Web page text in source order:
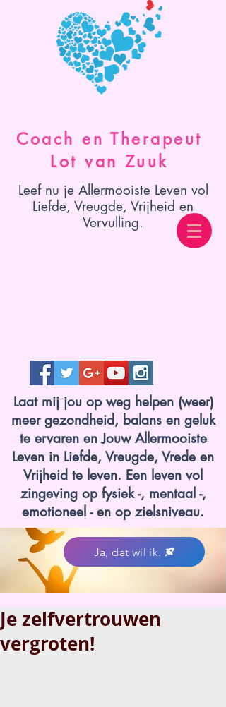
Coach en Therapeut
Lot van Zuuk
Leef nu je Allermooiste Leven vol
Liefde, Vreugde, Vrijheid en
Vervulling.
Laat mij jou op weg helpen (weer)
meer gezondheid, balans en geluk
te ervaren en Jouw Allermooiste
Leven in Liefde, Vreugde, Vrede en
Vrijheid te leven. Een leven vol
zingeving op fysiek -, mentaal -,
emotioneel - en op zielsniveau.
www.lotvanzuuk.nl.jpg
Ja, dat wil ik.
Je zelfvertrouwen
vergroten!